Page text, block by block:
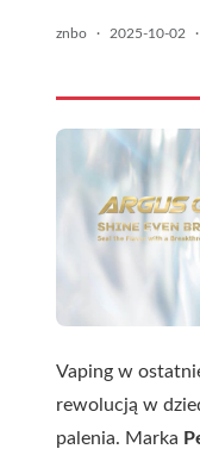
znbo · 2025-10-02 ·
Vaping w
rewolucją w
palenia. Marka